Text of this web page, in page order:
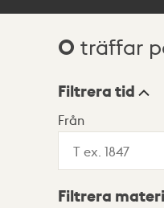
0 träffar
Visningsläge
Lista
Filtrera tid
Från
Filtrera